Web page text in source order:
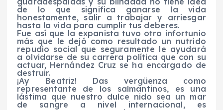
de lo que significa ganarse la vida
honestamente, salir a trabajar y arriesgar
hasta la vida para cumplir tus deberes.
Fue así que la expanista tuvo otro infortunio
más que le dejó como resultado un nutrido
repudio social que seguramente le ayudará
a olvidarse de su carrera política que con su
actuar, Hernández Cruz se ha encargado de
destruir.
¡Ay Beatriz! Das vergüenza como
representante de los salmantinos, es una
lástima que nuestro dulce nido sea un mar
de sangre a nivel internacional, es